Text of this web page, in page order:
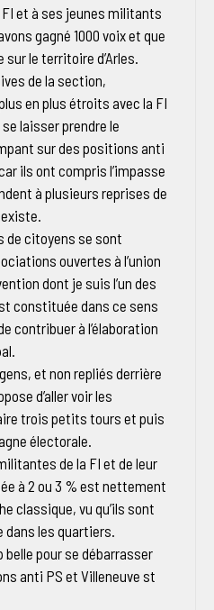
FI et à ses jeunes militants
gagné 1000 voix et que
le territoire d’Arles.
de la section,
en plus étroits avec la FI
laisser prendre le
sur des positions anti
ils ont compris l’impasse
à plusieurs reprises de
de citoyens se sont
ouvertes à l’union
dont je suis l’un des
constituée dans ce sens
contribuer à l’élaboration
et non repliés derrière
d’aller voir les
trois petits tours et puis
électorale.
de la FI et de leur
à 2 ou 3 % est nettement
classique, vu qu’ils sont
les quartiers.
belle pour se débarrasser
anti PS et Villeneuve st